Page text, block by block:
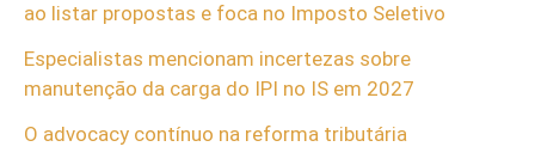
ao listar propostas e foca no Imposto Seletivo
Especialistas mencionam incertezas sobre
manutenção da carga do IPI no IS em 2027
O advocacy contínuo na reforma tributária